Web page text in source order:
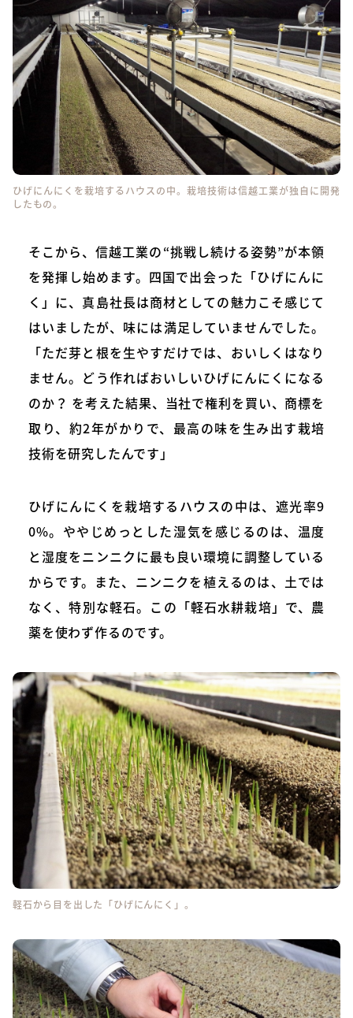
ひげにんにくを栽培するハウスの中。栽培技術は信越工業が独自に開発
したもの。
そこから、信越工業の“挑戦し続ける姿勢”が本領
を発揮し始めます。四国で出会った「ひげにんに
く」に、真島社長は商材としての魅力こそ感じて
はいましたが、味には満足していませんでした。
「ただ芽と根を生やすだけでは、おいしくはなり
ません。どう作ればおいしいひげにんにくになる
のか？ を考えた結果、当社で権利を買い、商標を
取り、約2年がかりで、最高の味を生み出す栽培
技術を研究したんです」
ひげにんにくを栽培するハウスの中は、遮光率9
0%。ややじめっとした湿気を感じるのは、温度
と湿度をニンニクに最も良い環境に調整している
からです。また、ニンニクを植えるのは、土では
なく、特別な軽石。この「軽石水耕栽培」で、農
薬を使わず作るのです。
軽石から目を出した「ひげにんにく」。